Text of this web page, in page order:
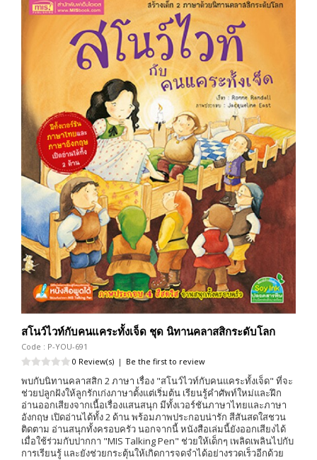
สโนว์ไวท์กับคนแคระทั้งเจ็ด ชุด นิทานคลาสสิกระดับโลก
Code : P-YOU-691
0 Review(s) | Be the first to review
พบกับนิทานคลาสสิก 2 ภาษา เรื่อง "สโนว์ไวท์กับคนแคระทั้งเจ็ด" ที่จะ
ช่วยปลูกฝังให้ลูกรักเก่งภาษาตั้งแต่เริ่มต้น เรียนรู้คำศัพท์ใหม่และฝึก
อ่านออกเสียงจากเนื้อเรื่องแสนสนุก มีทั้งเวอร์ชันภาษาไทยและภาษา
อังกฤษ เปิดอ่านได้ทั้ง 2 ด้าน พร้อมภาพประกอบน่ารัก สีสันสดใสชวน
ติดตาม อ่านสนุกทั้งครอบครัว นอกจากนี้ หนังสือเล่มนี้ยังออกเสียงได้
เมื่อใช้ร่วมกับปากกา "MIS Talking Pen" ช่วยให้เด็กๆ เพลิดเพลินไปกับ
การเรียนรู้ และยังช่วยกระตุ้นให้เกิดการจดจำได้อย่างรวดเร็วอีกด้วย